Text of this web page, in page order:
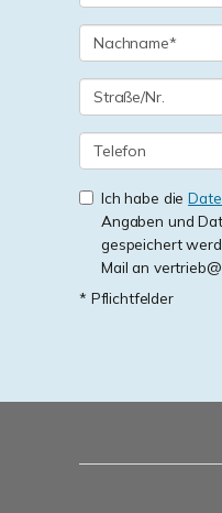
Ich habe die
Angaben und
gespeichert
Mail an
* Pflichtfelder